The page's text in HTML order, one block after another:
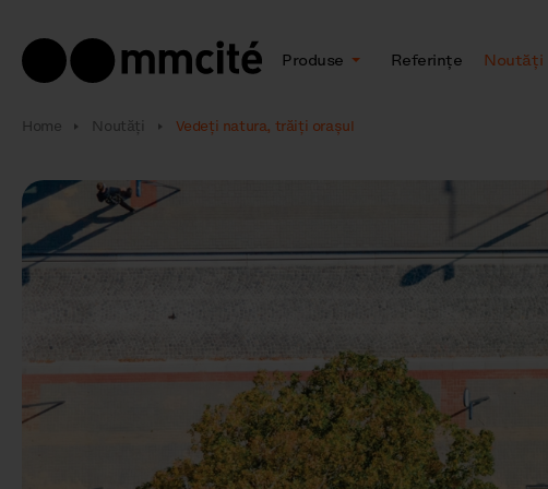
Produse Referințe Noutăţi
Home Noutăţi Vedeți natura, trăiți orașul